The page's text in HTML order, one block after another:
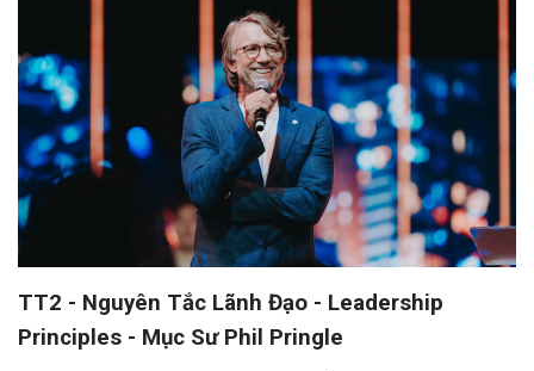
TT2 - Nguyên Tắc Lãnh Đạo - Leadership
Principles - Mục Sư Phil Pringle